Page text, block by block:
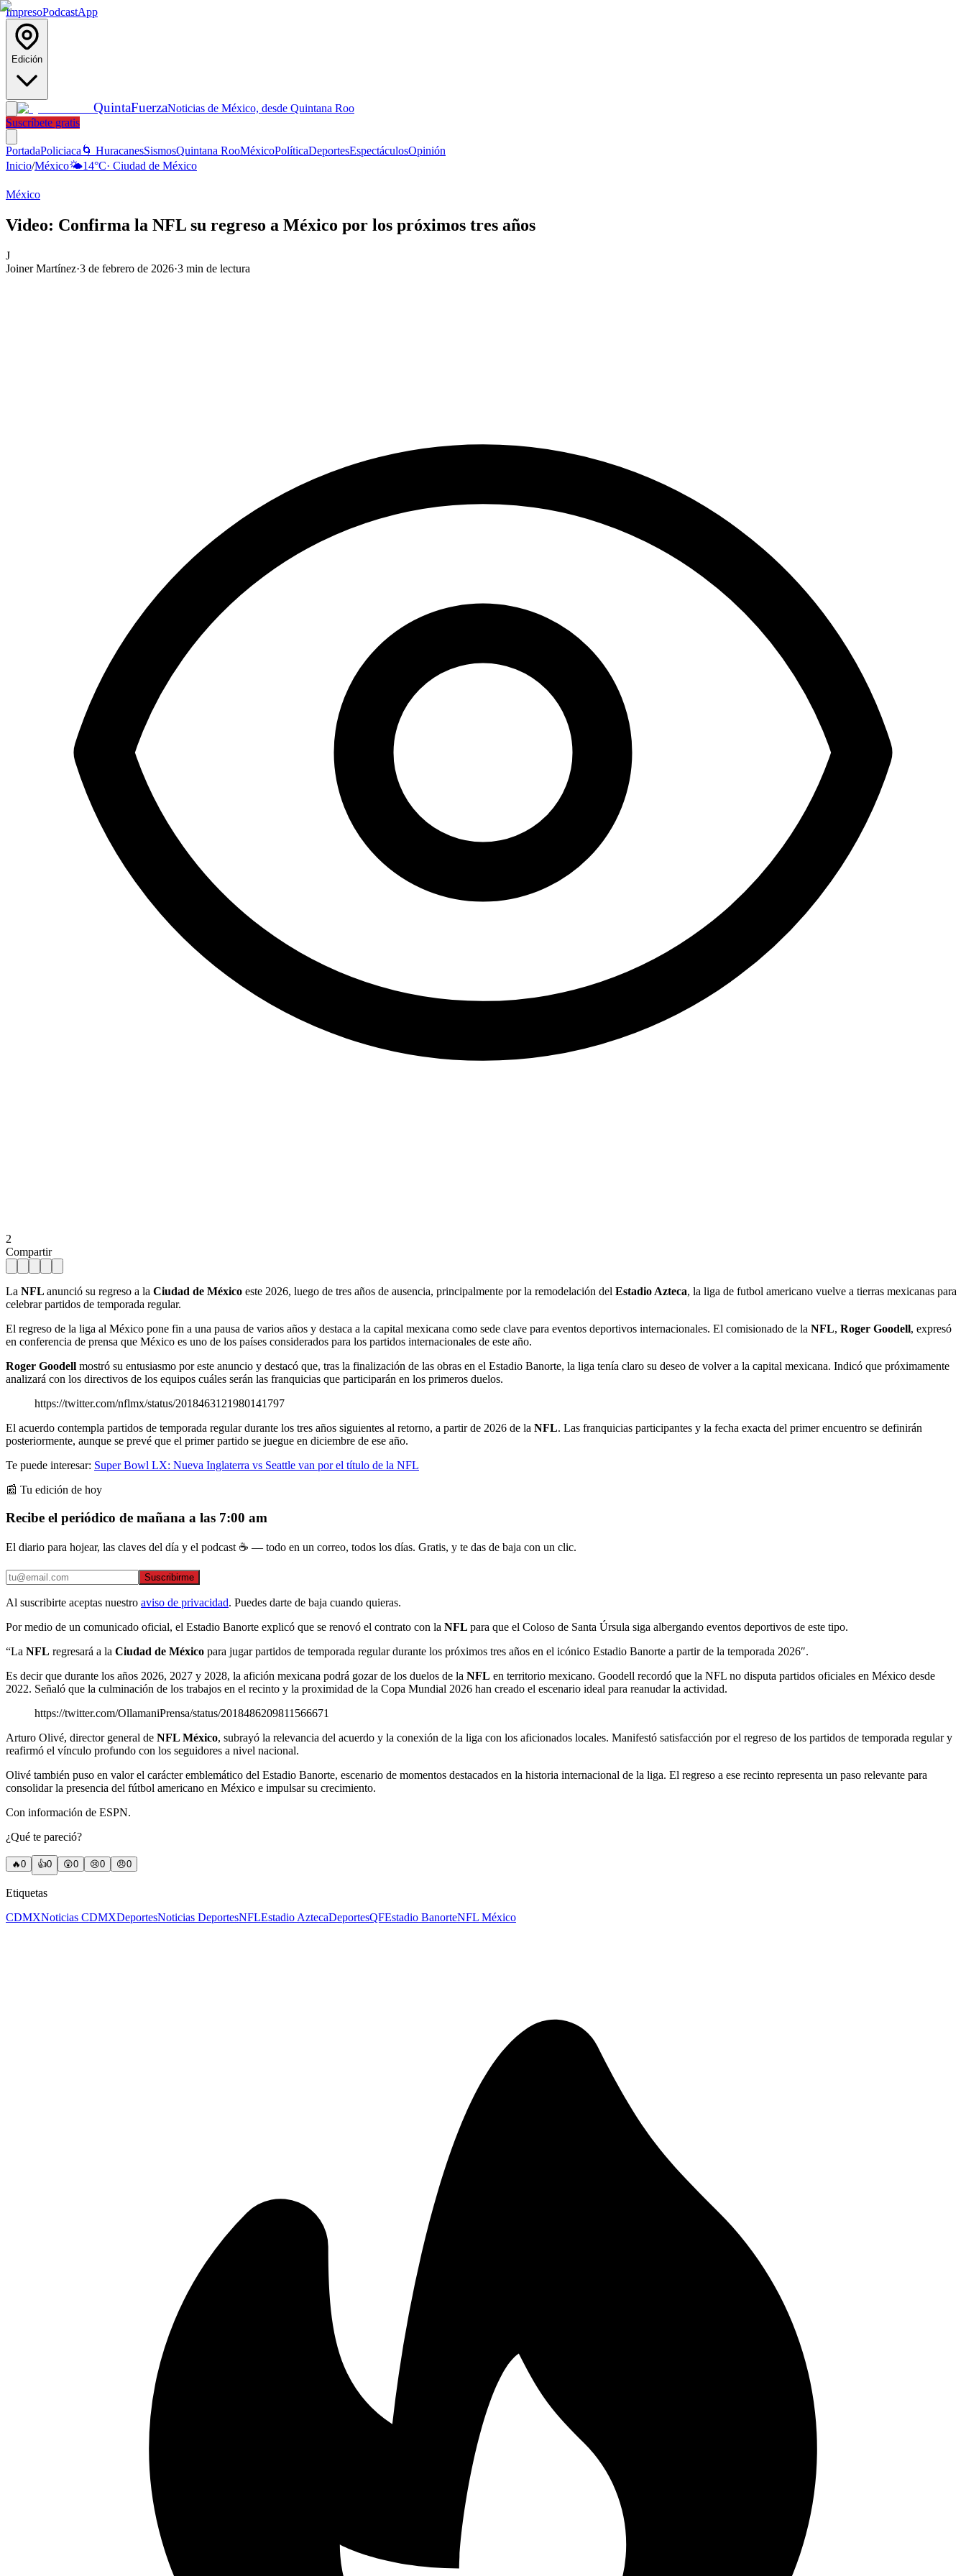
ImpresoPodcastApp
Edición
QuintaFuerzaNoticias de México, desde Quintana Roo
Suscríbete gratis
PortadaPoliciaca 🌀 HuracanesSismosQuintana RooMéxicoPolíticaDeportesEspectáculosOpinión
Inicio/México🌤️14°C· Ciudad de México
México
Video: Confirma la NFL su regreso a México por los próximos tres años
J
Joiner Martínez·3 de febrero de 2026·3 min de lectura
2
Compartir
La NFL anunció su regreso a la Ciudad de México este 2026, luego de tres años de ausencia, principalmente por la remodelación del Estadio Azteca, la liga de futbol americano vuelve a tierras mexicanas para
celebrar partidos de temporada regular.
El regreso de la liga al México pone fin a una pausa de varios años y destaca a la capital mexicana como sede clave para eventos deportivos internacionales. El comisionado de la NFL, Roger Goodell, expresó
en conferencia de prensa que México es uno de los países considerados para los partidos internacionales de este año.
Roger Goodell mostró su entusiasmo por este anuncio y destacó que, tras la finalización de las obras en el Estadio Banorte, la liga tenía claro su deseo de volver a la capital mexicana. Indicó que próximamente
analizará con los directivos de los equipos cuáles serán las franquicias que participarán en los primeros duelos.
https://twitter.com/nflmx/status/2018463121980141797
El acuerdo contempla partidos de temporada regular durante los tres años siguientes al retorno, a partir de 2026 de la NFL. Las franquicias participantes y la fecha exacta del primer encuentro se definirán
posteriormente, aunque se prevé que el primer partido se juegue en diciembre de ese año.
Te puede interesar: Super Bowl LX: Nueva Inglaterra vs Seattle van por el título de la NFL
📰 Tu edición de hoy
Recibe el periódico de mañana a las 7:00 am
El diario para hojear, las claves del día y el podcast ☕ — todo en un correo, todos los días. Gratis, y te das de baja con un clic.
Suscribirme
Al suscribirte aceptas nuestro aviso de privacidad. Puedes darte de baja cuando quieras.
Por medio de un comunicado oficial, el Estadio Banorte explicó que se renovó el contrato con la NFL para que el Coloso de Santa Úrsula siga albergando eventos deportivos de este tipo.
“La NFL regresará a la Ciudad de México para jugar partidos de temporada regular durante los próximos tres años en el icónico Estadio Banorte a partir de la temporada 2026″.
Es decir que durante los años 2026, 2027 y 2028, la afición mexicana podrá gozar de los duelos de la NFL en territorio mexicano. Goodell recordó que la NFL no disputa partidos oficiales en México desde
2022. Señaló que la culminación de los trabajos en el recinto y la proximidad de la Copa Mundial 2026 han creado el escenario ideal para reanudar la actividad.
https://twitter.com/OllamaniPrensa/status/2018486209811566671
Arturo Olivé, director general de NFL México, subrayó la relevancia del acuerdo y la conexión de la liga con los aficionados locales. Manifestó satisfacción por el regreso de los partidos de temporada regular y
reafirmó el vínculo profundo con los seguidores a nivel nacional.
Olivé también puso en valor el carácter emblemático del Estadio Banorte, escenario de momentos destacados en la historia internacional de la liga. El regreso a ese recinto representa un paso relevante para
consolidar la presencia del fútbol americano en México e impulsar su crecimiento.
Con información de ESPN.
¿Qué te pareció?
🔥0 👍0 😲0 😢0 😠0
Etiquetas
CDMXNoticias CDMXDeportesNoticias DeportesNFLEstadio AztecaDeportesQFEstadio BanorteNFL México